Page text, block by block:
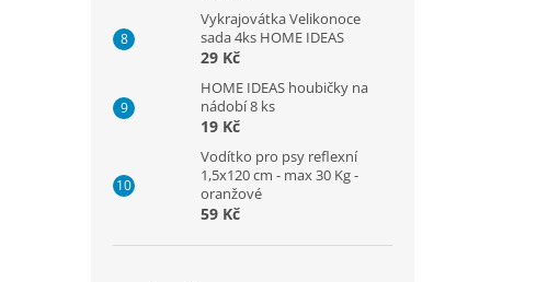
Vykrajovátka Velikonoce
sada 4ks HOME IDEAS
29 Kč
HOME IDEAS houbičky na
nádobí 8 ks
19 Kč
Vodítko pro psy reflexní
1,5x120 cm - max 30 Kg -
oranžové
59 Kč